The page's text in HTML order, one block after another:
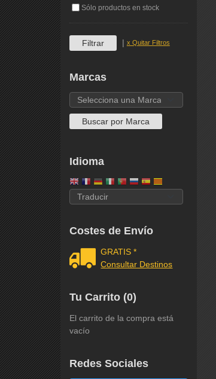
Sólo productos en stock
| x Quitar Filtros
Marcas
Idioma
Costes de Envío
GRATIS *
Consultar Destinos
Tu Carrito (0)
El carrito de la compra está
vacío
Redes Sociales